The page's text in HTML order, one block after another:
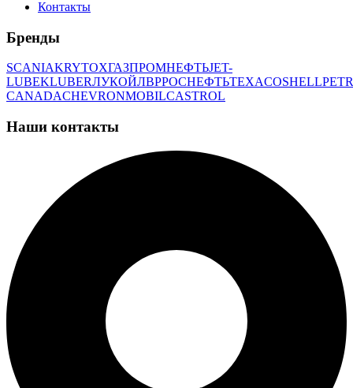
Контакты
Бренды
SCANIAKRYTOXГАЗПРОМНЕФТЬJET-
LUBEKLUBERЛУКОЙЛBPРОСНЕФТЬTEXACOSHELL
CANADACHEVRONMOBILCASTROL
Наши контакты